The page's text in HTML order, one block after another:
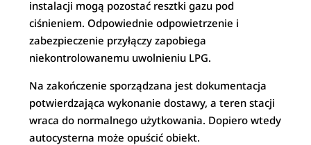
instalacji mogą pozostać resztki gazu pod
ciśnieniem. Odpowiednie odpowietrzenie i
zabezpieczenie przyłączy zapobiega
niekontrolowanemu uwolnieniu LPG.
Na zakończenie sporządzana jest dokumentacja
potwierdzająca wykonanie dostawy, a teren stacji
wraca do normalnego użytkowania. Dopiero wtedy
autocysterna może opuścić obiekt.